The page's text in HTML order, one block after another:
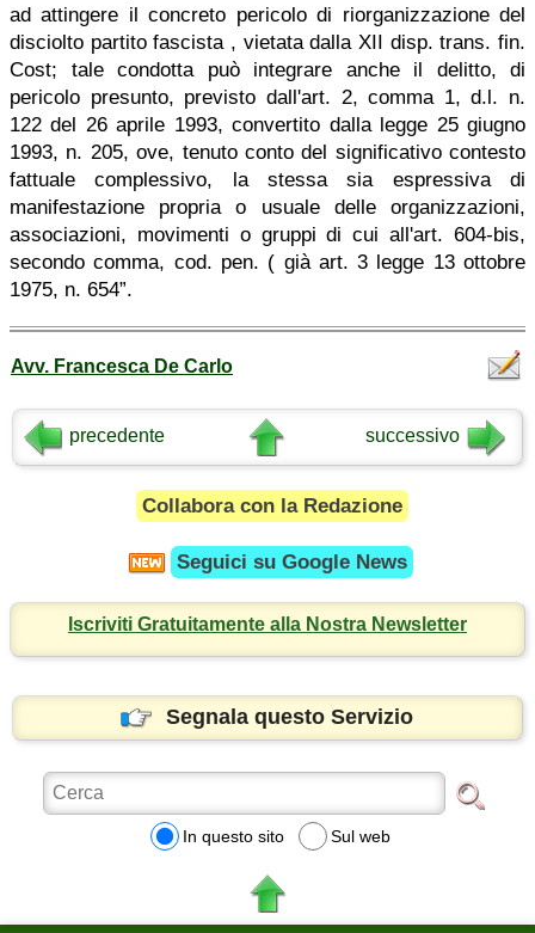
ad attingere il concreto pericolo di riorganizzazione del
disciolto partito fascista , vietata dalla XII disp. trans. fin.
Cost; tale condotta può integrare anche il delitto, di
pericolo presunto, previsto dall'art. 2, comma 1, d.l. n.
122 del 26 aprile 1993, convertito dalla legge 25 giugno
1993, n. 205, ove, tenuto conto del significativo contesto
fattuale complessivo, la stessa sia espressiva di
manifestazione propria o usuale delle organizzazioni,
associazioni, movimenti o gruppi di cui all'art. 604-bis,
secondo comma, cod. pen. ( già art. 3 legge 13 ottobre
1975, n. 654”.
Avv. Francesca De Carlo
precedente successivo
Collabora con la Redazione
Seguici su Google News
Iscriviti Gratuitamente alla Nostra Newsletter
Segnala questo Servizio
In questo sito Sul web